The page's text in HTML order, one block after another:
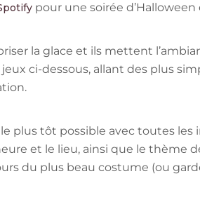
pour une soirée
la glace et ils mettent
ci-dessous, allant des plus
plus tôt possible avec toutes
et le lieu, ainsi que le thème
du plus beau costume (ou